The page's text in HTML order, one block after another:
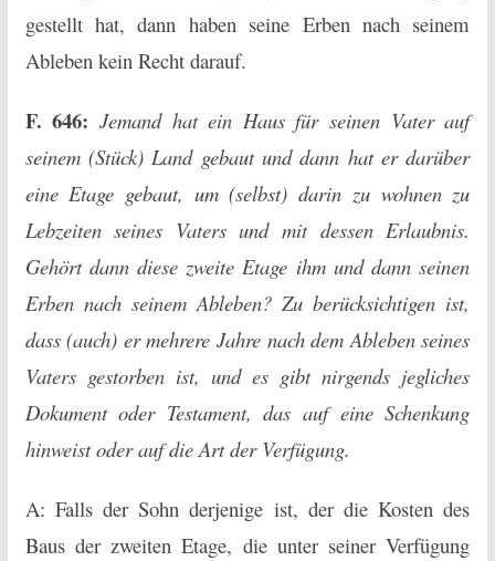
gestellt hat, dann haben seine Erben nach seinem
Ableben kein Recht darauf.
F. 646: Jemand hat ein Haus für seinen Vater auf
seinem (Stück) Land gebaut und dann hat er darüber
eine Etage gebaut, um (selbst) darin zu wohnen zu
Lebzeiten seines Vaters und mit dessen Erlaubnis.
Gehört dann diese zweite Etage ihm und dann seinen
Erben nach seinem Ableben? Zu berücksichtigen ist,
dass (auch) er mehrere Jahre nach dem Ableben seines
Vaters gestorben ist, und es gibt nirgends jegliches
Dokument oder Testament, das auf eine Schenkung
hinweist oder auf die Art der Verfügung.
A: Falls der Sohn derjenige ist, der die Kosten des
Baus der zweiten Etage, die unter seiner Verfügung